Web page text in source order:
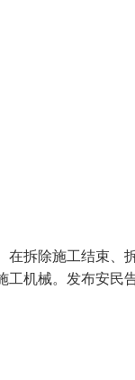
在拆除施工结束、
工机械。发布安民